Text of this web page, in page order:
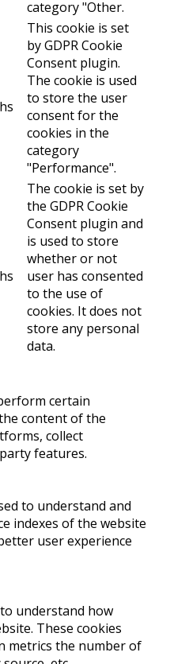
category "Other.
This cookie is set
by GDPR Cookie
Consent plugin.
The cookie is used
to store the user
consent for the
cookies in the
category
"Performance".
The cookie is set by
the GDPR Cookie
Consent plugin and
is used to store
whether or not
user has consented
to the use of
cookies. It does not
store any personal
data.
certain
content of the
collect
features.
to understand and
indexes of the website
user experience
understand how
These cookies
metrics the number of